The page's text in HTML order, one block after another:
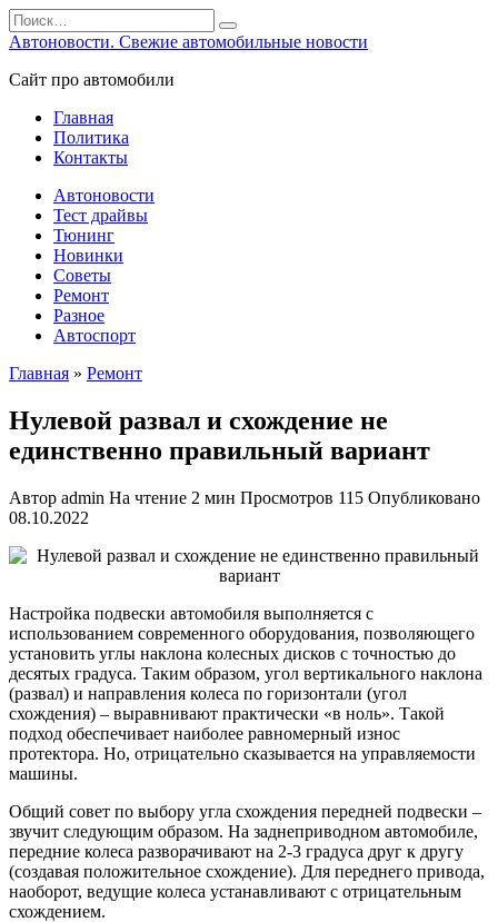
Перейти
к
Search
for:
Автоновости. Свежие автомобильные новости
Сайт про автомобили
Главная
Политика
Контакты
Автоновости
Тест драйвы
Тюнинг
Новинки
Советы
Ремонт
Разное
Автоспорт
Главная » Ремонт
Нулевой развал и схождение не
единственно правильный вариант
Автор admin На чтение 2 мин Просмотров 115 Опубликовано
08.10.2022
Настройка подвески автомобиля выполняется с
использованием современного оборудования, позволяющего
установить углы наклона колесных дисков с точностью до
десятых градуса. Таким образом, угол вертикального наклона
(развал) и направления колеса по горизонтали (угол
схождения) – выравнивают практически «в ноль». Такой
подход обеспечивает наиболее равномерный износ
протектора. Но, отрицательно сказывается на управляемости
машины.
Общий совет по выбору угла схождения передней подвески –
звучит следующим образом. На заднеприводном автомобиле,
передние колеса разворачивают на 2-3 градуса друг к другу
(создавая положительное схождение). Для переднего привода,
наоборот, ведущие колеса устанавливают с отрицательным
схождением.